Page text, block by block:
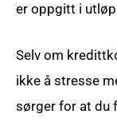
er oppgitt i
Selv om
ikke å stresse
sørger for at du